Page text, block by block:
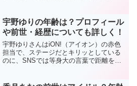
ージに立つと一気に目を引く不思議な魅
力。「もっと見ていたかった...
宇野ゆりの年齢は？プロフィール
や前世・経歴についても詳しく！
宇野ゆりさんはiON!（アイオン）の赤色
担当で、ステージだとキリッとしている
のに、SNSでは等身大の言葉で距離を縮